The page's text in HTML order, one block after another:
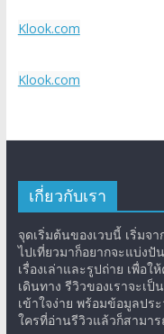
Klook.com
Klook.com
เกี่ยวกับเรา
จุดเริ่มต้นของเวบนี้ เริ่มจ
ไปเที่ยวมาก็อยากจะแบ่ง
เรื่องเล่าและรูปถ่าย เพื่อ
เดินทาง รีวิวของเราจะเ
เข้าใจง่าย พร้อมข้อมูลป
ใครที่อ่านรีวิวแล้วก็สามา